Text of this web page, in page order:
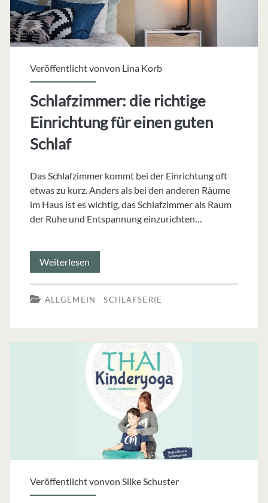
Veröffentlicht vonvon Lina Korb
Schlafzimmer: die richtige
Einrichtung für einen guten
Schlaf
Das Schlafzimmer kommt bei der Einrichtung oft
etwas zu kurz. Anders als bei den anderen Räume
im Haus ist es wichtig, das Schlafzimmer als Raum
der Ruhe und Entspannung einzurichten…
Weiterlesen
die
richtige
für
einen
guten
Schlaf
ALLGEMEIN SCHLAFSERIE
Veröffentlicht vonvon Silke Schuster